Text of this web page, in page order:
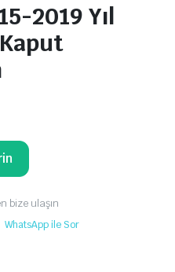
2019 Yıl
bize ulaşın
WhatsApp ile Sor